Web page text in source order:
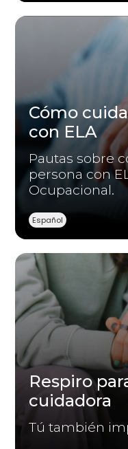
Cómo
con ELA
Pautas sobre
persona con
Ocupacional.
Español
Respiro
cuidadora
Tú también